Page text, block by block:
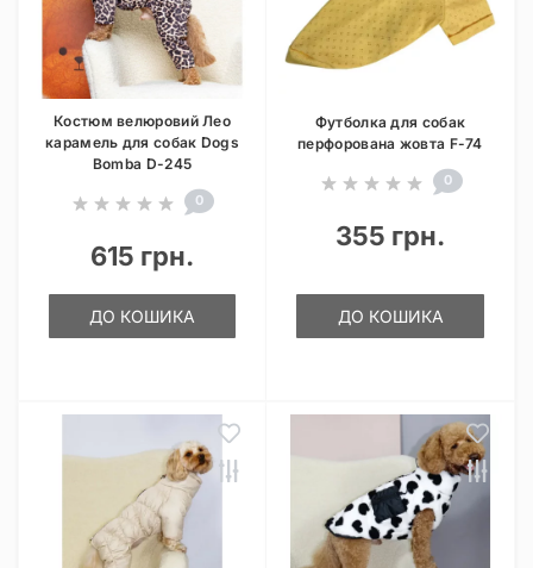
Костюм велюровий Лео
карамель для собак Dogs
Bomba D-245
0
615 грн.
ДО КОШИКА
Футболка для собак
перфорована жовта F-74
0
355 грн.
ДО КОШИКА